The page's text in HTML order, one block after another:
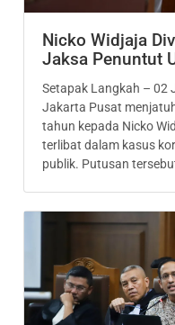
Nicko Widjaja
Jaksa Penuntut
Setapak Langkah – 02
Jakarta Pusat
tahun kepada Nicko
terlibat dalam kasus
publik. Putusan